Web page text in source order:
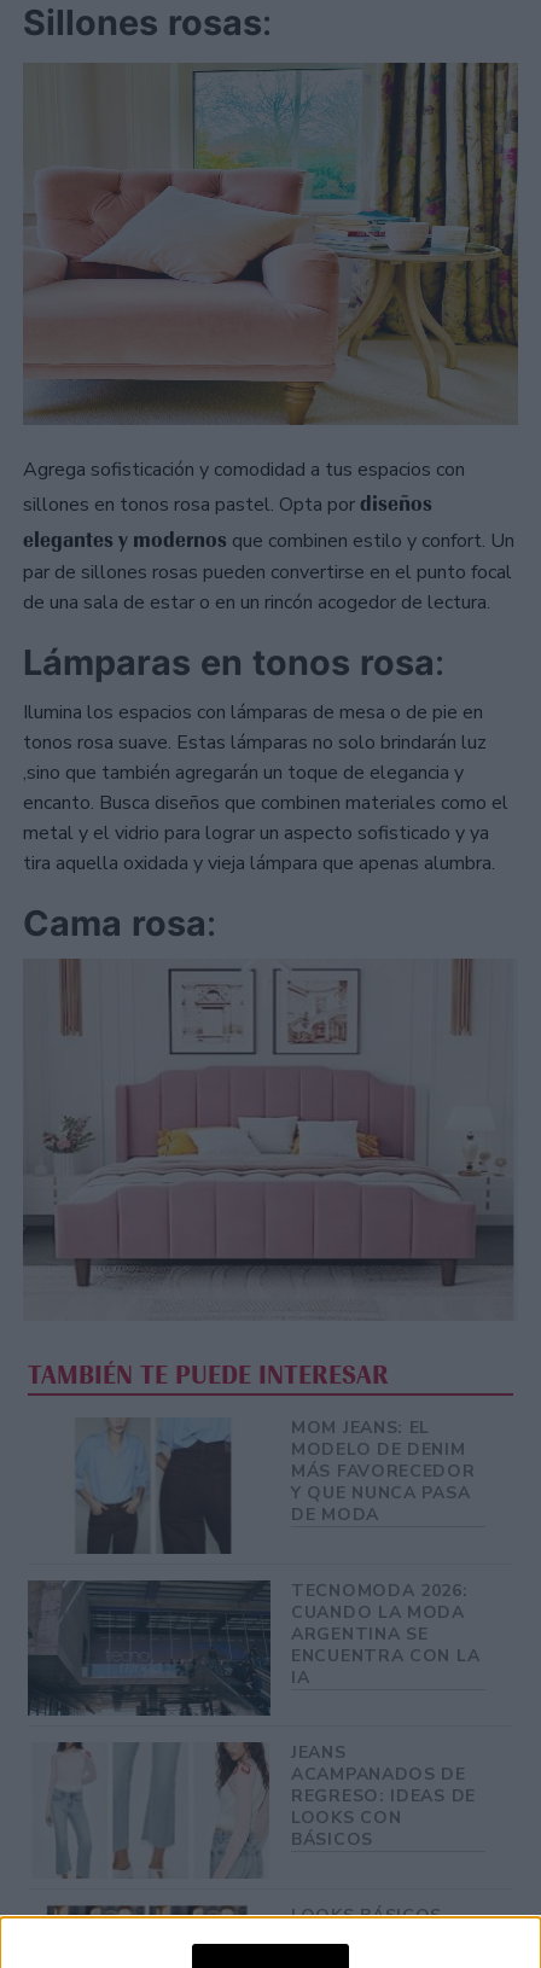
Sillones rosas:
Agrega sofisticación y comodidad a tus espacios con
sillones en tonos rosa pastel. Opta pordiseños
elegantes y modernos que combinen estilo y confort. Un
par de sillones rosas pueden convertirse en el punto focal
de una sala de estar o en un rincón acogedor de lectura.
Lámparas en tonos rosa:
Ilumina los espacios con lámparas de mesa o de pie en
tonos rosa suave. Estas lámparas no solo brindarán luz
,sino que también agregarán un toque de elegancia y
encanto. Busca diseños que combinen materiales como el
metal y el vidrio para lograr un aspecto sofisticado y ya
tira aquella oxidada y vieja lámpara que apenas alumbra.
Cama rosa:
TAMBIÉN TE PUEDE INTERESAR
MOM JEANS: EL
MODELO DE DENIM
MÁS FAVORECEDOR
Y QUE NUNCA PASA
DE MODA
TECNOMODA 2026:
CUANDO LA MODA
ARGENTINA SE
ENCUENTRA CON LA
IA
JEANS
ACAMPANADOS DE
REGRESO: IDEAS DE
LOOKS CON
BÁSICOS
LOOKS BÁSICOS